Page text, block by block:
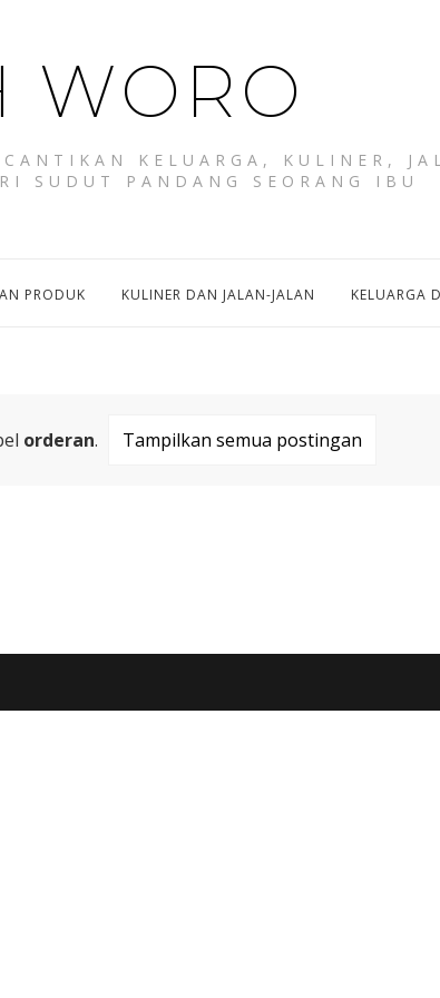
WORO
KELUARGA, KULINER,
SUDUT PANDANG SEORANG IBU
PRODUK KULINER DAN JALAN-JALAN KELUARGA
orderan. Tampilkan semua postingan